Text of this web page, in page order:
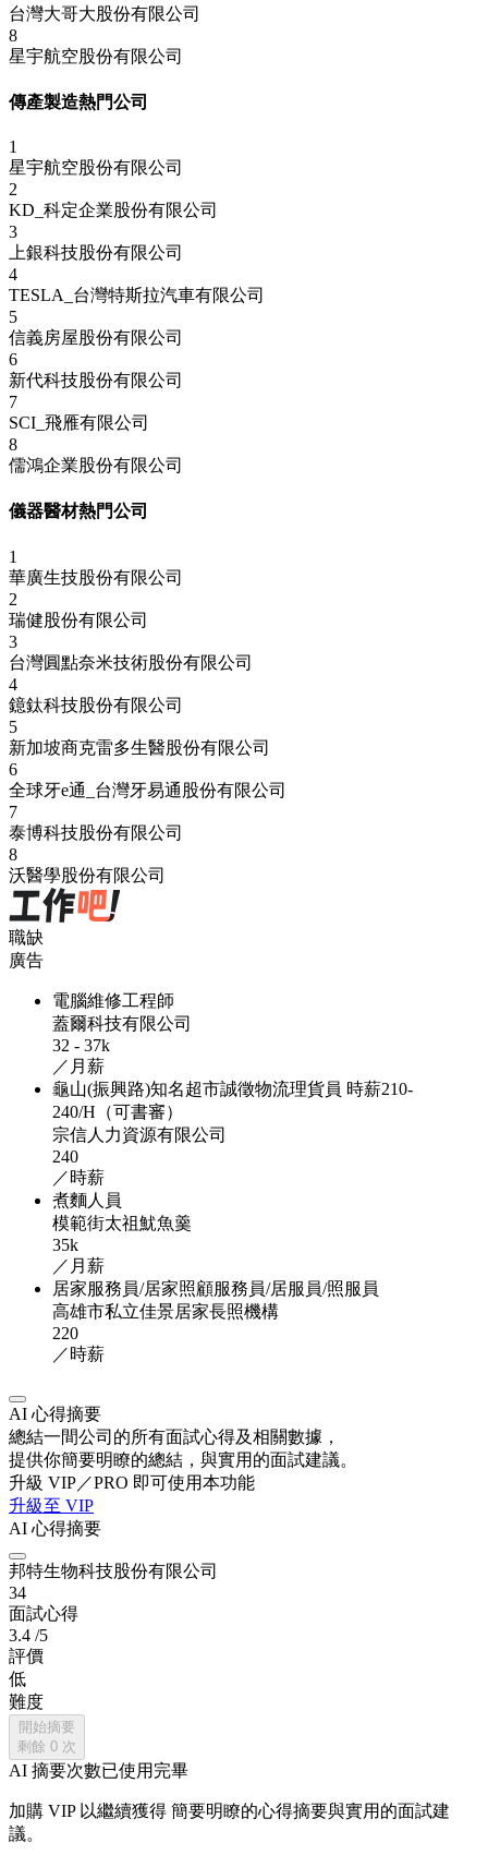
台灣大哥大股份有限公司
8
星宇航空股份有限公司
傳產製造熱門公司
1
星宇航空股份有限公司
2
KD_科定企業股份有限公司
3
上銀科技股份有限公司
4
TESLA_台灣特斯拉汽車有限公司
5
信義房屋股份有限公司
6
新代科技股份有限公司
7
SCI_飛雁有限公司
8
儒鴻企業股份有限公司
儀器醫材熱門公司
1
華廣生技股份有限公司
2
瑞健股份有限公司
3
台灣圓點奈米技術股份有限公司
4
鐿鈦科技股份有限公司
5
新加坡商克雷多生醫股份有限公司
6
全球牙e通_台灣牙易通股份有限公司
7
泰博科技股份有限公司
8
沃醫學股份有限公司
職缺
廣告
電腦維修工程師
蓋爾科技有限公司
32 - 37k
／月薪
龜山(振興路)知名超市誠徵物流理貨員 時薪210-
240/H（可書審）
宗信人力資源有限公司
240
／時薪
煮麵人員
模範街太祖魷魚羹
35k
／月薪
居家服務員/居家照顧服務員/居服員/照服員
高雄市私立佳景居家長照機構
220
／時薪
AI 心得摘要
總結一間公司的所有面試心得及相關數據，
提供你簡要明瞭的總結，與實用的面試建議。
升級 VIP／PRO 即可使用本功能
升級至 VIP
AI 心得摘要
邦特生物科技股份有限公司
34
面試心得
3.4 /5
評價
低
難度
開始摘要
剩餘 0 次
AI 摘要次數已使用完畢
加購 VIP 以繼續獲得 簡要明瞭的心得摘要與實用的面試建
議。